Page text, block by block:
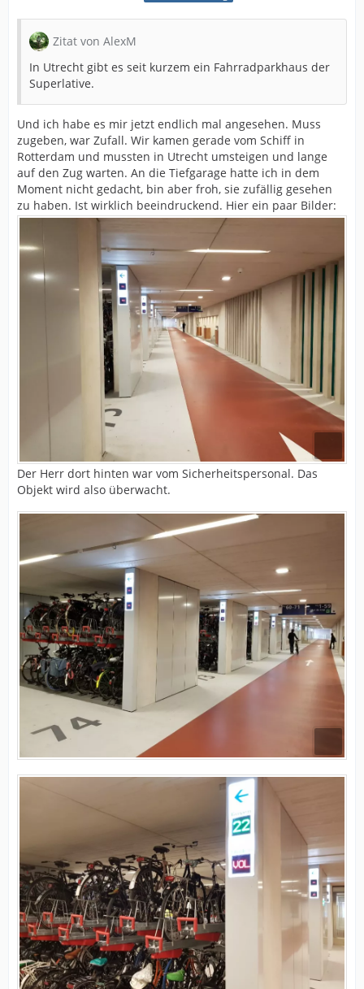
Zitat von AlexM
In Utrecht gibt es seit kurzem ein Fahrradparkhaus der
Superlative.
Und ich habe es mir jetzt endlich mal angesehen. Muss
zugeben, war Zufall. Wir kamen gerade vom Schiff in
Rotterdam und mussten in Utrecht umsteigen und lange
auf den Zug warten. An die Tiefgarage hatte ich in dem
Moment nicht gedacht, bin aber froh, sie zufällig gesehen
zu haben. Ist wirklich beeindruckend. Hier ein paar Bilder:
Der Herr dort hinten war vom Sicherheitspersonal. Das
Objekt wird also überwacht.